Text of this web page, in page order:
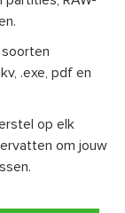
.exe, pdf en
op elk
om jouw